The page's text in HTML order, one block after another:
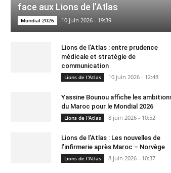
face aux Lions de l’Atlas
Mondial 2026 10 juin 2026 - 19:39
Lions de l’Atlas : entre prudence
médicale et stratégie de
communication
Lions de l'Atlas 10 juin 2026 - 12:48
Yassine Bounou affiche les
du Maroc pour le Mondial 2026
Lions de l'Atlas 8 juin 2026 - 10:52
Lions de l’Atlas : Les nouvelles de
l’infirmerie après Maroc – Norvège
Lions de l'Atlas 8 juin 2026 - 10:37